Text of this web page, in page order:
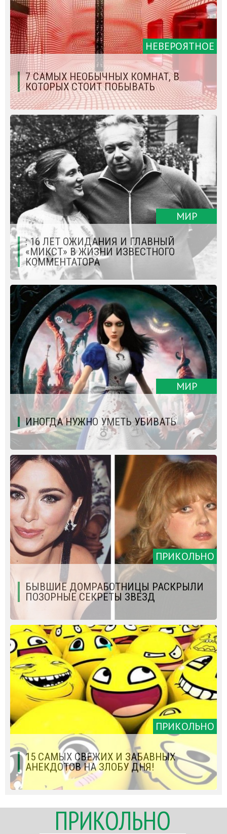
НЕВЕРОЯТНОЕ
7 САМЫХ НЕОБЫЧНЫХ КОМНАТ, В
КОТОРЫХ СТОИТ ПОБЫВАТЬ
МИР
: 16 ЛЕТ ОЖИДАНИЯ И ГЛАВНЫЙ
«МИКСТ» В ЖИЗНИ ИЗВЕСТНОГО
КОММЕНТАТОРА
МИР
ИНОГДА НУЖНО УМЕТЬ УБИВАТЬ
ПРИКОЛЬНО
БЫВШИЕ ДОМРАБОТНИЦЫ РАСКРЫЛИ
ПОЗОРНЫЕ СЕКРЕТЫ ЗВЕЗД
ПРИКОЛЬНО
15 САМЫХ СВЕЖИХ И ЗАБАВНЫХ
АНЕКДОТОВ НА ЗЛОБУ ДНЯ!
ПРИКОЛЬНО